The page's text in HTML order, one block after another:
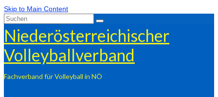
Skip to Main Content
Suchen
nach:
Niederösterreichischer
Volleyballverband
Fachverband für Volleyball in NÖ